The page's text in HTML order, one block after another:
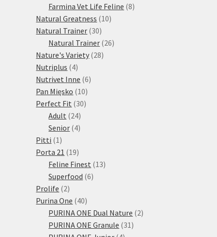
produktů
Farmina Vet Life Feline 88
Natural Greatness 1010
Natural Trainer 3030
produktů
Natural Trainer 2626
Nature's Variety 2828
Nutriplus 44
produkty
Nutrivet Inne 66
Pan Mięsko 1010
produktů
Perfect Fit 3030
Adult 2424
produktů
Senior 44
Pitti 1 1
produkt
Porta 21 1919
produktů
Feline Finest 1313
Superfood 66
Prolife 22
produkty
Purina One 4040
produktů
PURINA ONE Dual Nature 22
PURINA ONE Granule 31 31